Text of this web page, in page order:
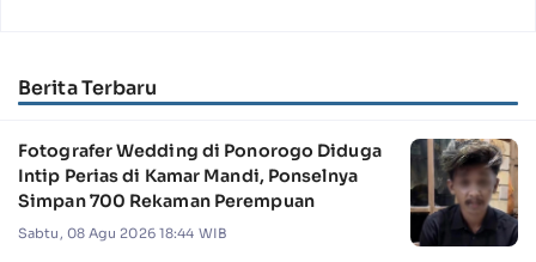
Berita Terbaru
Fotografer Wedding di Ponorogo Diduga
Intip Perias di Kamar Mandi, Ponselnya
Simpan 700 Rekaman Perempuan
Sabtu, 08 Agu 2026 18:44 WIB